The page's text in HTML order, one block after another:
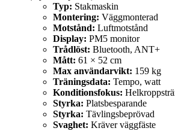
Typ: Stakmaskin
Montering: Väggmonterad
Motstånd: Luftmotstånd
Display: PM5 monitor
Trådlöst: Bluetooth, ANT+
Mått: 61 × 52 cm
Max användarvikt: 159 kg
Träningsdata: Tempo, watt
Konditionsfokus:
Styrka: Platsbesparande
Styrka: Tävlingsbeprövad
Svaghet: Kräver väggfäste